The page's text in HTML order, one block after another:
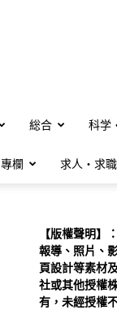
総合 科学
專欄 求人・求職
【版權聲明】
報導、照片、
頁設計等素材
社或其他授權
有，未經授權